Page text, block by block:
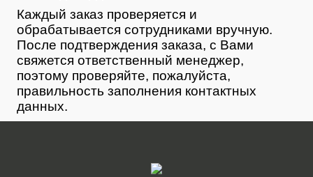
Каждый заказ проверяется и
обрабатывается сотрудниками вручную.
После подтверждения заказа, с Вами
свяжется ответственный менеджер,
поэтому проверяйте, пожалуйста,
правильность заполнения контактных
данных.